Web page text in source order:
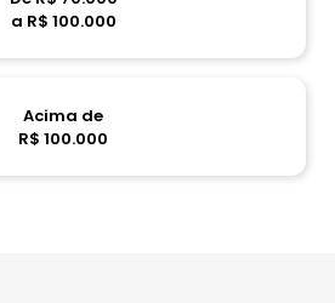
a R$ 100.000
Acima de
R$ 100.000